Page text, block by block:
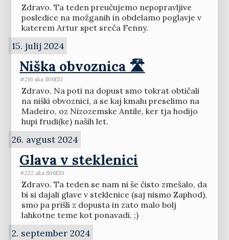
Zdravo. Ta teden preučujemo nepopravljive
posledice na možganih in obdelamo poglavje v
katerem Artur spet sreča Fenny.
15. julij 2024
Niška obvoznica 🛣️
#216 aka S06E13
Zdravo. Na poti na dopust smo tokrat obtičali
na niški obvoznici, a se kaj kmalu preselimo na
Madeiro, oz Nizozemske Antile, ker tja hodijo
hupi frudi(ke) naših let.
26. avgust 2024
Glava v steklenici
#222 aka S06E19
Zdravo. Ta teden se nam ni še čisto zmešalo, da
bi si dajali glave v steklenice (saj nismo Zaphod),
smo pa prišli z dopusta in zato malo bolj
lahkotne teme kot ponavadi. ;)
2. september 2024